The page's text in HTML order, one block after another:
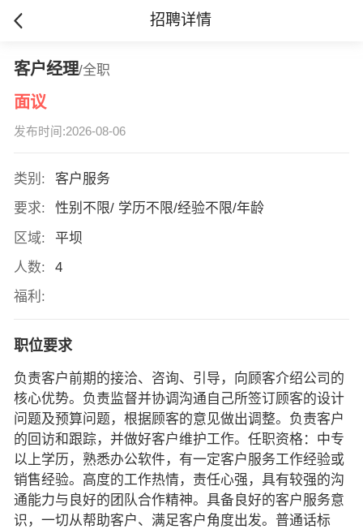
招聘详情
客户经理/全职
面议
发布时间:2026-08-06
类别:
客户服务
要求:
性别不限/ 学历不限/经验不限/年龄
区域:
平坝
人数:
4
福利:
职位要求
负责客户前期的接洽、咨询、引导，向顾客介绍公司的
核心优势。负责监督并协调沟通自己所签订顾客的设计
问题及预算问题，根据顾客的意见做出调整。负责客户
的回访和跟踪，并做好客户维护工作。任职资格：中专
以上学历，熟悉办公软件，有一定客户服务工作经验或
销售经验。高度的工作热情，责任心强，具有较强的沟
通能力与良好的团队合作精神。具备良好的客户服务意
识，一切从帮助客户、满足客户角度出发。普通话标